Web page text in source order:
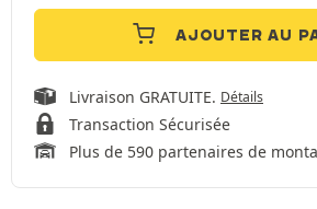
AJOUTER AU
Livraison GRATUITE. Détails
Transaction Sécurisée
Plus de 590 partenaires de